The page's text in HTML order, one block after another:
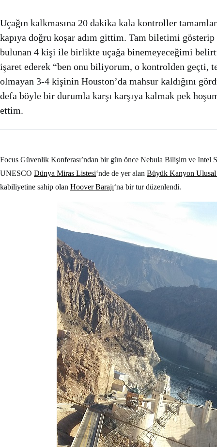
Uçağın kalkmasına 20 dakika kala kontroller
kapıya doğru koşar adım gittim. Tam biletimi
bulunan 4 kişi ile birlikte uçağa binemeyeceğimi
işaret ederek “ben onu biliyorum, o kontrolden geçti,
olmayan 3-4 kişinin Houston’da mahsur kaldığını
defa böyle bir durumla karşı karşıya kalmak pek
ettim.
Focus Güvenlik Konferası’ndan bir gün önce Nebula Bilişim ve Intel
UNESCO Dünya Miras Listesi‘nde de yer alan Büyük Kanyon Ulusal
kabiliyetine sahip olan Hoover Barajı‘na bir tur düzenlendi.